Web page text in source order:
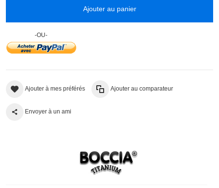
Ajouter au panier
-OU-
Ajouter à mes préférés Ajouter au comparateur
Envoyer à un ami